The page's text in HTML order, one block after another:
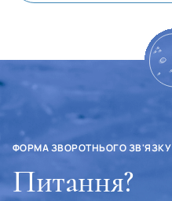
ФОРМА ЗВОРОТНЬОГО ЗВ'ЯЗКУ
Питання?